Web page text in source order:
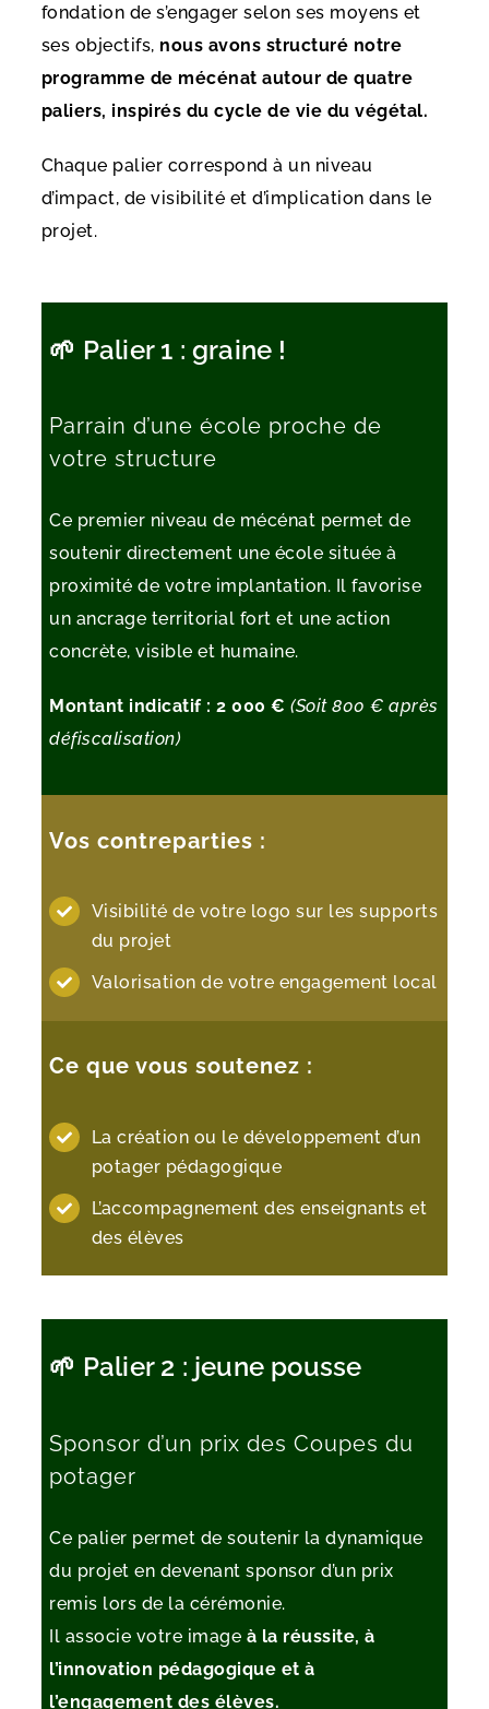
fondation de s’engager selon ses moyens et
ses objectifs, nous avons structuré notre
programme de mécénat autour de quatre
paliers, inspirés du cycle de vie du végétal.
Chaque palier correspond à un niveau
d’impact, de visibilité et d’implication dans le
projet.
🌱 Palier 1 : graine !
Parrain d’une école proche de
votre structure
Ce premier niveau de mécénat permet de
soutenir directement une école située à
proximité de votre implantation. Il favorise
un ancrage territorial fort et une action
concrète, visible et humaine.
Montant indicatif : 2 000 € (Soit 800 € après
défiscalisation)
Vos contreparties :
Visibilité de votre logo sur les supports
du projet
Valorisation de votre engagement local
Ce que vous soutenez :
La création ou le développement d’un
potager pédagogique
L’accompagnement des enseignants et
des élèves
🌱 Palier 2 : jeune pousse
Sponsor d’un prix des Coupes du
potager
Ce palier permet de soutenir la dynamique
du projet en devenant sponsor d’un prix
remis lors de la cérémonie.
Il associe votre image à la réussite, à
l’innovation pédagogique et à
l’engagement des élèves.